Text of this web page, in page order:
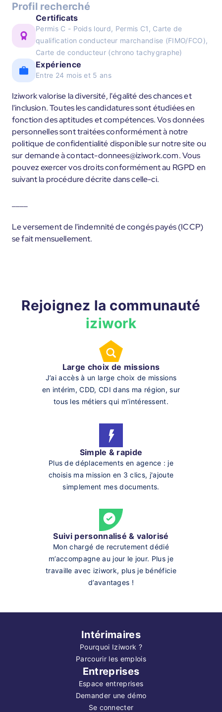
Profil recherché
Certificats
Permis C - Poids lourd, Permis C1, Carte de
qualification conducteur marchandise (FIMO/FCO),
Carte de conducteur (chrono tachygraphe)
Expérience
Entre 24 mois et 5 ans
Iziwork valorise la diversité, l'égalité des chances et
l'inclusion. Toutes les candidatures sont étudiées en
fonction des aptitudes et compétences. Vos données
personnelles sont traitées conformément à notre
politique de confidentialité disponible sur notre site ou
sur demande à contact-donnees@iziwork.com. Vous
pouvez exercer vos droits conformément au RGPD en
suivant la procédure décrite dans celle-ci.
Le versement de l'indemnité de congés payés (ICCP)
se fait mensuellement.
Rejoignez la communauté
iziwork
Large choix de missions
J’ai accès à un large choix de missions
en intérim, CDD, CDI dans ma région, sur
tous les métiers qui m’intéressent.
Simple & rapide
Plus de déplacements en agence : je
choisis ma mission en 3 clics, j'ajoute
simplement mes documents.
Suivi personnalisé & valorisé
Mon chargé de recrutement dédié
m’accompagne au jour le jour. Plus je
travaille avec iziwork, plus je bénéficie
d’avantages !
Intérimaires
Pourquoi Iziwork ?
Parcourir les emplois
Entreprises
Espace entreprises
Demander une démo
Se connecter